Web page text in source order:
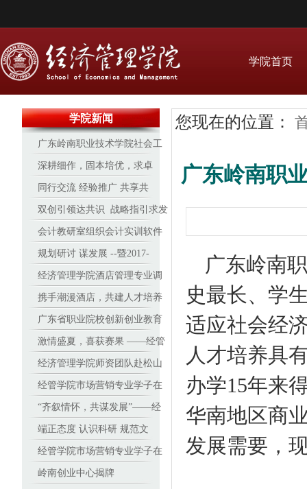
学院首页
学院新闻
广东岭南职业技术学院社会工
作协会受邀参与2017“牵手红丝
带”广州青少年预防艾滋病行动
实务技能培训
深耕细作，固本培优，求卓
越 ——经管16-17学年办学见
成效
同行交流 经验推广 共享共
进 天津职业大学来我院研讨交
流
双创引领达共识 战略指引求发
展
会计教研室组织会计实训软件
培训
规划研讨 谋发展 --暨2017-
2018学年经济管理学院专业建
设与发展研讨会
经济管理学院酒店管理专业调
酒、咖啡赛事再创新高
携手潮漫酒店，共建人才培养
基地
广东省职业院校创新创业教育
师资能力提升班在广东岭南职
业技术学院顺利开班
激情盛夏，喜获赛果 ——经管
学子在全国人力资源管理技能
大赛南部赛区中勇夺特等奖
经济管理学院师资团队赴松山
职业技术学院进行基于美国学
历资格框架(DQP)学分制改革
培训
经管学院市场营销专业学子在
2017（新加坡）全球品牌策划
大赛中国地区选拔赛中折桂
“齐叙情怀，共谋发展”——经
济管理学院校友座谈会顺利召
开
端正态度 认识科研 规范文
本 高教授与青年教师谈学术论
文撰写 ——高职院校里的教科
经管学院市场营销专业学子在
2017（新加坡）全球品牌策划
岭南创业中心揭牌
您现在的位置：
广东岭南职
广东岭南
史最长、学
适应社会经
人才培养具
办学15年来
华南地区商
发展需要，